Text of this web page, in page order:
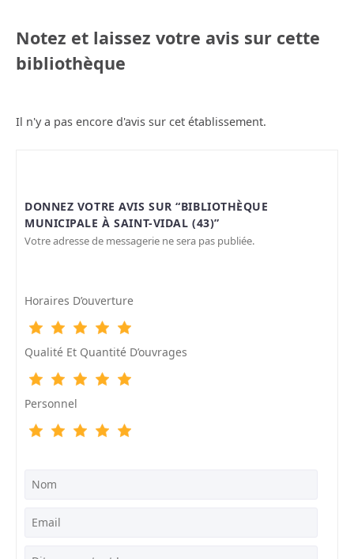
Notez et laissez votre avis sur cette
bibliothèque
Il n'y a pas encore d'avis sur cet établissement.
DONNEZ VOTRE AVIS SUR “BIBLIOTHÈQUE
MUNICIPALE À SAINT-VIDAL (43)”
Votre adresse de messagerie ne sera pas publiée.
Horaires D’ouverture
Qualité Et Quantité D’ouvrages
Personnel